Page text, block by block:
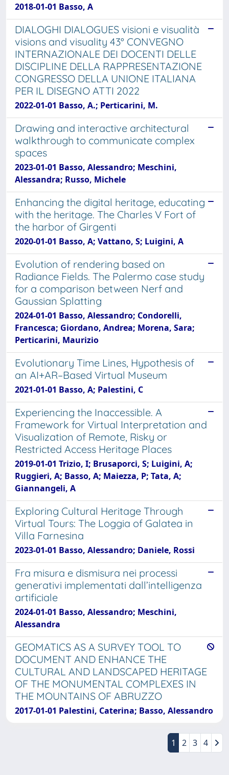
2018-01-01 Basso, A
DIALOGHI DIALOGUES visioni e visualità
visions and visuality 43° CONVEGNO
INTERNAZIONALE DEI DOCENTI DELLE
DISCIPLINE DELLA RAPPRESENTAZIONE
CONGRESSO DELLA UNIONE ITALIANA
PER IL DISEGNO ATTI 2022
2022-01-01 Basso, A.; Perticarini, M.
Drawing and interactive architectural
walkthrough to communicate complex
spaces
2023-01-01 Basso, Alessandro; Meschini,
Alessandra; Russo, Michele
Enhancing the digital heritage, educating
with the heritage. The Charles V Fort of
the harbor of Girgenti
2020-01-01 Basso, A; Vattano, S; Luigini, A
Evolution of rendering based on
Radiance Fields. The Palermo case study
for a comparison between Nerf and
Gaussian Splatting
2024-01-01 Basso, Alessandro; Condorelli,
Francesca; Giordano, Andrea; Morena, Sara;
Perticarini, Maurizio
Evolutionary Time Lines, Hypothesis of
an AI+AR–Based Virtual Museum
2021-01-01 Basso, A; Palestini, C
Experiencing the Inaccessible. A
Framework for Virtual Interpretation and
Visualization of Remote, Risky or
Restricted Access Heritage Places
2019-01-01 Trizio, I; Brusaporci, S; Luigini, A;
Ruggieri, A; Basso, A; Maiezza, P; Tata, A;
Giannangeli, A
Exploring Cultural Heritage Through
Virtual Tours: The Loggia of Galatea in
Villa Farnesina
2023-01-01 Basso, Alessandro; Daniele, Rossi
Fra misura e dismisura nei processi
generativi implementati dall’intelligenza
artificiale
2024-01-01 Basso, Alessandro; Meschini,
Alessandra
GEOMATICS AS A SURVEY TOOL TO
DOCUMENT AND ENHANCE THE
CULTURAL AND LANDSCAPED HERITAGE
OF THE MONUMENTAL COMPLEXES IN
THE MOUNTAINS OF ABRUZZO
2017-01-01 Palestini, Caterina; Basso, Alessandro
1 2 3 4